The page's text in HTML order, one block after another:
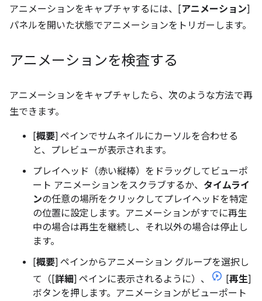
アニメーションをキャプチャするには、[アニメーション]
パネルを開いた状態でアニメーションをトリガーします。
アニメーションを検査する
アニメーションをキャプチャしたら、次のような方法で再
生できます。
[概要] ペインでサムネイルにカーソルを合わせる
と、プレビューが表示されます。
プレイヘッド（赤い縦棒）をドラッグしてビューポ
ート アニメーションをスクラブするか、 タイムライ
ンの任意の場所をクリックしてプレイヘッドを特定
の位置に設定します。アニメーションがすでに再生
中の場合は再生を継続し、それ以外の場合は停止し
ます。
[概要] ペインからアニメーション グループを選択し
て（[詳細] ペインに表示されるように）、 [再生]
ボタンを押します。アニメーションがビューポート